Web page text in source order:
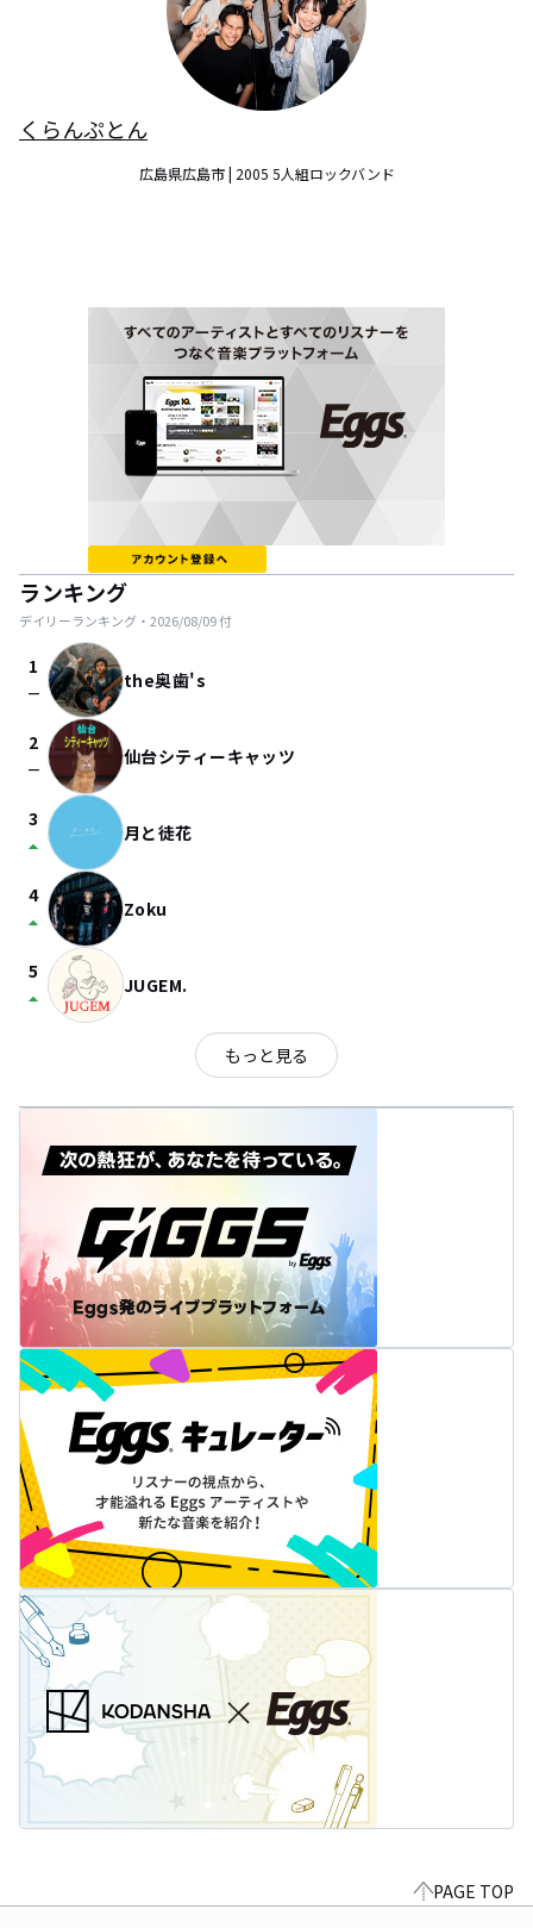
くらんぷとん
広島県広島市 | 2005 5人組ロックバンド
ランキング
デイリーランキング・ 2026/08/09付
1
check_indeterminate_small the奥歯's
2
check_indeterminate_small 仙台シティーキャッツ
3
arrow_drop_up 月と徒花
4
arrow_drop_up Zoku
5
arrow_drop_up JUGEM.
もっと見る
PAGE TOP